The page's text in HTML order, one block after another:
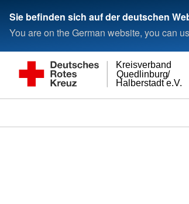
Sie befinden sich auf der deutschen
You are on the German website, you can
Halberstadt e.V.
Quedlinburg/
Kreisverband